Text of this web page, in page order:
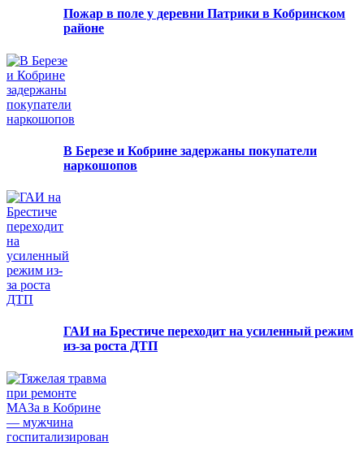
Пожар в поле у деревни Патрики в Кобринском
районе
В Березе и Кобрине задержаны покупатели
наркошопов
ГАИ на Брестиче переходит на усиленный режим
из-за роста ДТП